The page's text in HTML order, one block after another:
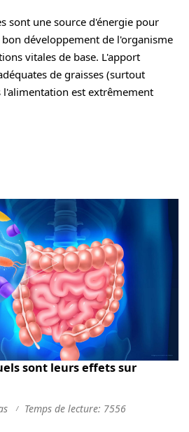
sont une source d'énergie pour
bon développement de l'organisme
vitales de base. L'apport
de graisses (surtout
l'alimentation est extrêmement
sont leurs effets sur
Temps de lecture: 7556